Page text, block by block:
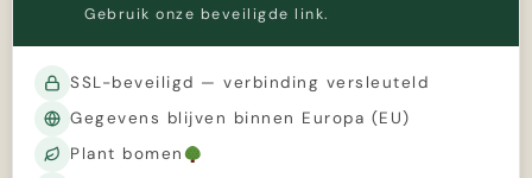
Gebruik onze beveiligde link.
SSL-beveiligd — verbinding versleuteld
Gegevens blijven binnen Europa (EU)
Plant bomen